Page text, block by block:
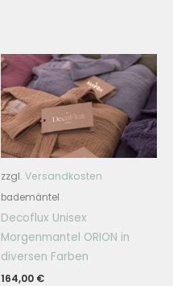
zzgl. Versandkosten
bademäntel
Decoflux Unisex
Morgenmantel ORION in
diversen Farben
164,00 €